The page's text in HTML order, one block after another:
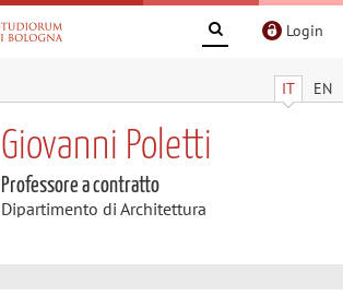
Login
IT EN
Giovanni Poletti
Professore a contratto
Dipartimento di Architettura